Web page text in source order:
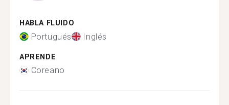
HABLA FLUIDO
Portugués Inglés
APRENDE
Coreano